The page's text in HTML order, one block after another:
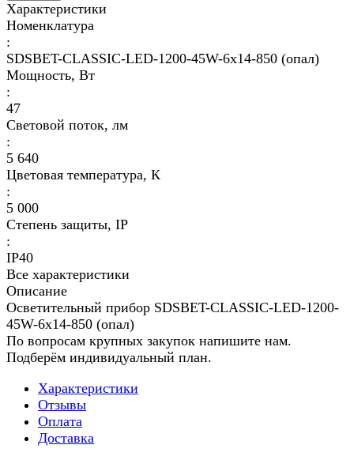
Характеристики
Номенклатура
:
SDSBET-CLASSIC-LED-1200-45W-6x14-850 (опал)
Мощность, Вт
:
47
Световой поток, лм
:
5 640
Цветовая температура, К
:
5 000
Степень защиты, IP
:
IP40
Все характеристики
Описание
Осветительный прибор SDSBET-CLASSIC-LED-1200-
45W-6x14-850 (опал)
По вопросам крупных закупок напишите нам.
Подберём индивидуальный план.
Характеристики
Отзывы
Оплата
Доставка